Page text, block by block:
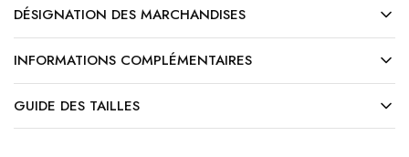
DÉSIGNATION DES MARCHANDISES
INFORMATIONS COMPLÉMENTAIRES
GUIDE DES TAILLES